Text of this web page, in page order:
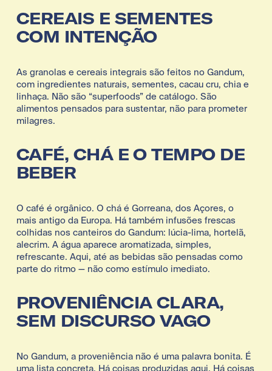
CEREAIS E SEMENTES
COM INTENÇÃO
As granolas e cereais integrais são feitos no Gandum,
com ingredientes naturais, sementes, cacau cru, chia e
linhaça. Não são “superfoods” de catálogo. São
alimentos pensados para sustentar, não para prometer
milagres.
CAFÉ, CHÁ E O TEMPO DE
BEBER
O café é orgânico. O chá é Gorreana, dos Açores, o
mais antigo da Europa. Há também infusões frescas
colhidas nos canteiros do Gandum: lúcia-lima, hortelã,
alecrim. A água aparece aromatizada, simples,
refrescante. Aqui, até as bebidas são pensadas como
parte do ritmo — não como estímulo imediato.
PROVENIÊNCIA CLARA,
SEM DISCURSO VAGO
No Gandum, a proveniência não é uma palavra bonita. É
uma lista concreta. Há coisas produzidas aqui. Há coisas